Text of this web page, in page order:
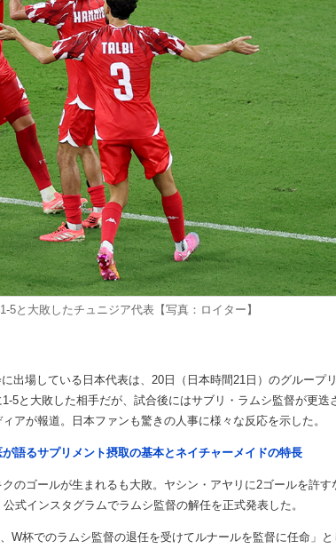
5と大敗したチュニジア代表【写真：ロイター】
出場している日本代表は、20日（日本時間21日）のグループ
5と大敗した相手だが、試合後にはサブリ・ラムシ監督が更迭
アが報道。日本ファンも驚きの人事に様々な反応を示した。
語るサプリメント摂取の基本とネイチャーメイドの特長
のゴールが生まれるも大敗。ヤシン・アヤリに2ゴールを許す
式インスタグラムでラムシ監督の解任を正式発表した。
杯でのラムシ監督の退任を受けてルナールを監督に任命」と